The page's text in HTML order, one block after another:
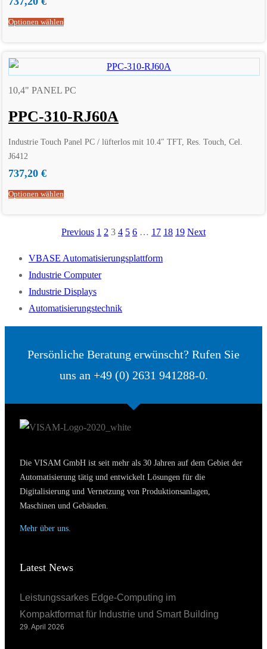
Optionen wählen
10,4" PANEL PC
PPC-310-RJ60A
Industrie Touch Panel PC / lüfterlos mit 10.4″ TFT, Res. Touch, Cel.
J6412
737,20 €
Optionen wählen
Previous 1 2 3 4 5 6 … 17 18 19 Next
VBASE Automatisierungsplattform
Industrie Computer
Industrie Displays
Automatisierungstechnik
Persönliche Beratung erwünscht? Rufen Sie
uns an +49 (0) 2631 941288-0.
Die VISAM GmbH ist seit mehr als 30 Jahren auf dem Gebiet der
Automatisierung tätig und entwickelt Lösungen für die
Digitalisierung und Vernetzung von Produktionsanlagen,
Maschinen und Gebäuden.
Mehr über uns.
Latest News
Leistungssarkes Edge-Computing im
Kompaktformat für Industrie und Smart Building
29. April 2026